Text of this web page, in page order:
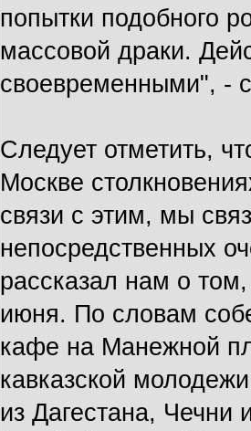
попытки подобного
массовой драки.
своевременными", -
Следует отметить,
Москве
связи с этим, мы
непосредственных
рассказал нам о
июня. По словам
кафе на Манежной
кавказской
из Дагестана,